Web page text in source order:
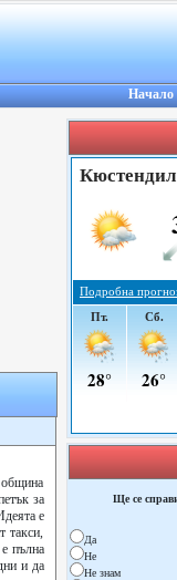
Начало
община
за
е
такси,
пълна
и да
Ще се
Да
Не
Не знам